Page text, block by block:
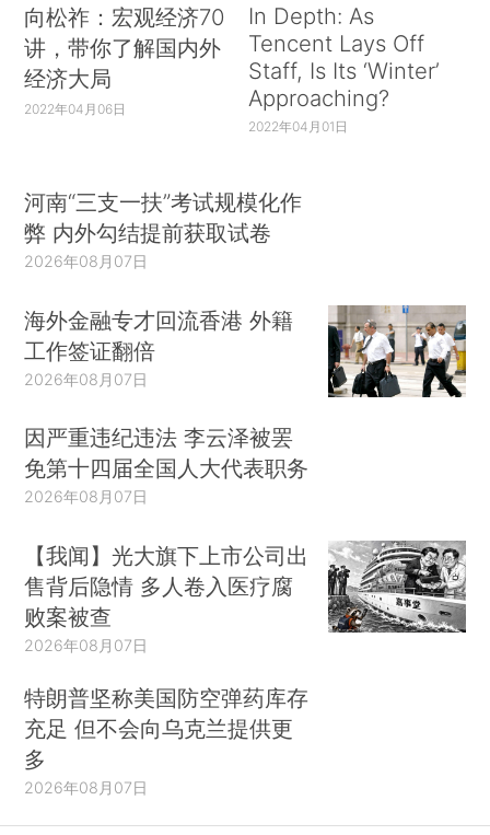
向松祚：宏观经济70
讲，带你了解国内外
经济大局
2022年04月06日
In Depth: As
Tencent Lays Off
Staff, Is Its ‘Winter’
Approaching?
2022年04月01日
河南“三支一扶”考试规模化作
弊 内外勾结提前获取试卷
2026年08月07日
海外金融专才回流香港 外籍
工作签证翻倍
2026年08月07日
因严重违纪违法 李云泽被罢
免第十四届全国人大代表职务
2026年08月07日
【我闻】光大旗下上市公司出
售背后隐情 多人卷入医疗腐
败案被查
2026年08月07日
特朗普坚称美国防空弹药库存
充足 但不会向乌克兰提供更
多
2026年08月07日